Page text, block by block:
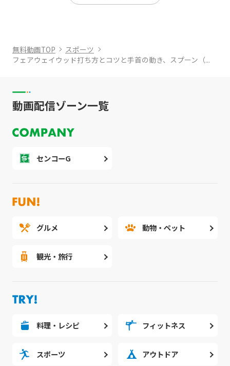
無料動画TOP
スポーツ
フェアウェイウッド打ち方とコツと手首の動き、スプーン（...
動画配信ゾーン一覧
センコーG
グルメ 動物・ペット
観光・旅行
料理・レシピ フィットネス
スポーツ アウトドア